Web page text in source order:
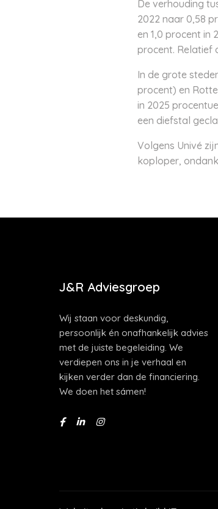
De verhouding
2022 naar 0,58
en 1,0 procent in
procent. Relatief
In de grote
procent) en
in 2025
een diefstal
Volgens Univé
koploper,
J&R Adviesgroep
Wij staan voor deskundig,
persoonlijk én onafhankelijk advies
met de juiste begeleiding. We
verdiepen ons in je verhaal en
kijken verder dan de financiering.
We doen het sámen!